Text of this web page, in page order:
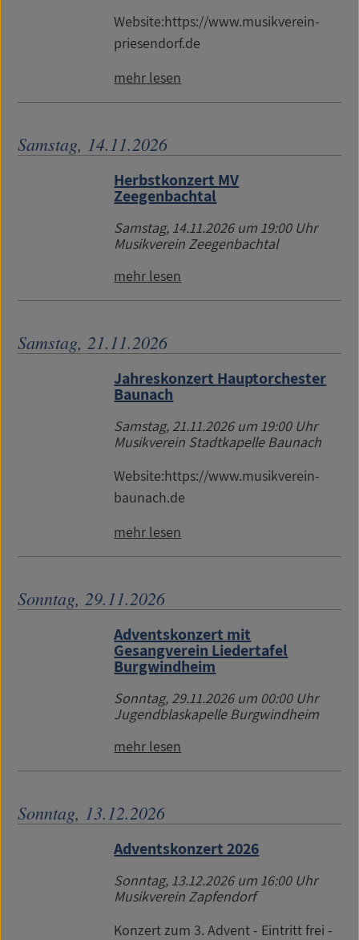
Website:https://www.musikverein-
priesendorf.de
mehr lesen
Samstag, 14.11.2026
Herbstkonzert MV
Zeegenbachtal
Samstag, 14.11.2026um 19:00 Uhr
Musikverein Zeegenbachtal
mehr lesen
Samstag, 21.11.2026
Jahreskonzert Hauptorchester
Baunach
Samstag, 21.11.2026um 19:00 Uhr
Musikverein Stadtkapelle Baunach
Website:https://www.musikverein-
baunach.de
mehr lesen
Sonntag, 29.11.2026
Adventskonzert mit
Gesangverein Liedertafel
Burgwindheim
Sonntag, 29.11.2026um 00:00 Uhr
Jugendblaskapelle Burgwindheim
mehr lesen
Sonntag, 13.12.2026
Adventskonzert 2026
Sonntag, 13.12.2026um 16:00 Uhr
Musikverein Zapfendorf
Konzert zum 3. Advent - Eintritt frei -